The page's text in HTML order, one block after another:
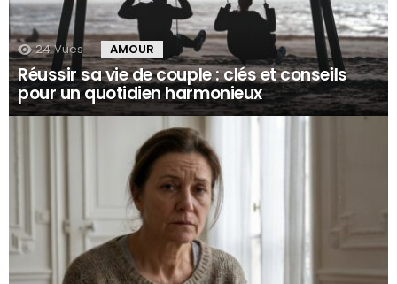
24 Vues AMOUR
Réussir sa vie de couple : clés et conseils
pour un quotidien harmonieux